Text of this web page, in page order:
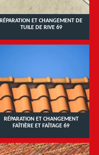
RÉPARATION ET CHANGEMENT DE
TUILE DE RIVE 69
RÉPARATION ET CHANGEMENT
FAÎTIÈRE ET FAÎTAGE 69